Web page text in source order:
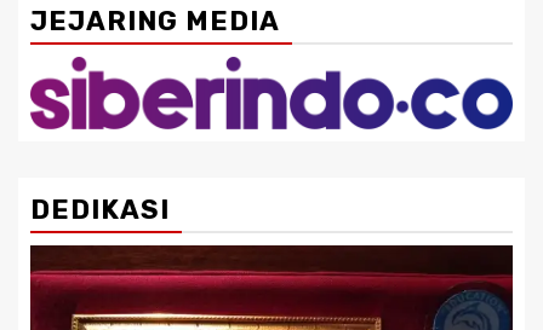
JEJARING MEDIA
DEDIKASI